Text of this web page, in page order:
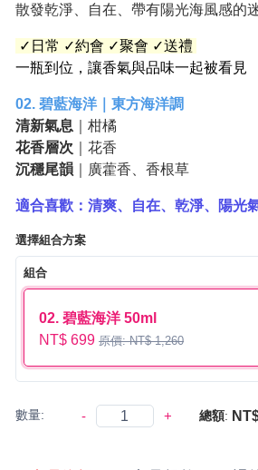
散發乾淨、自在、帶有陽光海風感的
✓日常 ✓約會 ✓聚會 ✓送禮
一瓶到位，讓香氣與品味一起被看見
02. 碧藍海洋｜東方海洋調
清新氣息 ｜柑橘
花香層次 ｜花香
沉穩尾韻 ｜廣藿香、香根草
適合喜歡：清爽、自在、乾淨、陽光
選擇組合方案
組合
02. 碧藍海洋 50ml
NT$ 699 原價: NT$ 1,260
數量: - + 總額: